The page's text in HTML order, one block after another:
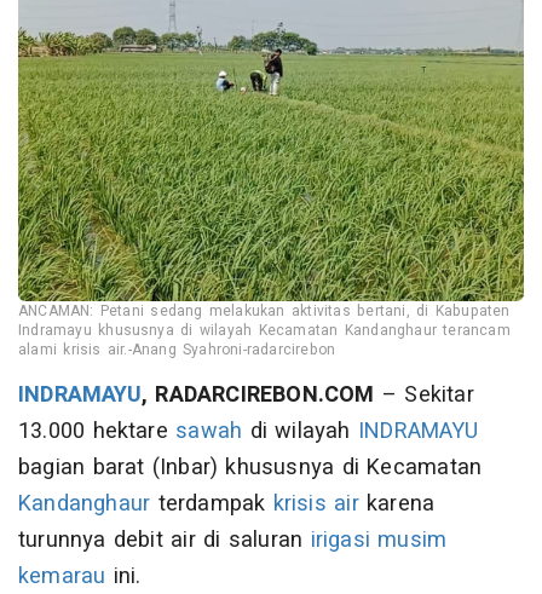
ANCAMAN: Petani sedang melakukan aktivitas bertani, di Kabupaten
Indramayu khususnya di wilayah Kecamatan Kandanghaur terancam
alami krisis air.-Anang Syahroni-radarcirebon
INDRAMAYU, RADARCIREBON.COM – Sekitar
13.000 hektare sawah di wilayah INDRAMAYU
bagian barat (Inbar) khususnya di Kecamatan
Kandanghaur terdampak krisis airkarena
turunnya debit air di saluran irigasi musim
kemarau ini.